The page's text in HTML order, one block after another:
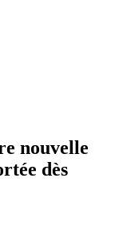
nouvelle
dès